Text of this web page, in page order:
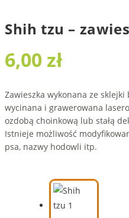
Shih tzu –
6,00 zł
Zawieszka wykonana ze
wycinana i grawerowana
ozdobą choinkową lub stałą
Istnieje możliwość
psa, nazwy hodowli itp.